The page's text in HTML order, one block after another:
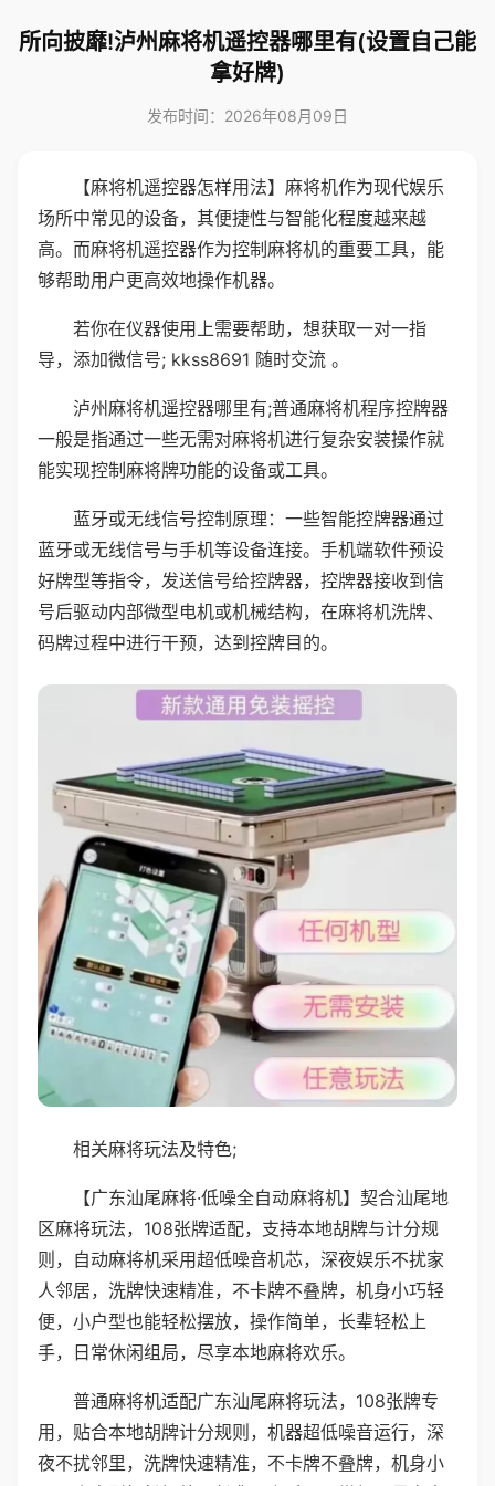
所向披靡!泸州麻将机遥控器哪里有(设置自己能
拿好牌)
发布时间：2026年08月09日
【麻将机遥控器怎样用法】麻将机作为现代娱乐
场所中常见的设备，其便捷性与智能化程度越来越
高。而麻将机遥控器作为控制麻将机的重要工具，能
够帮助用户更高效地操作机器。
若你在仪器使用上需要帮助，想获取一对一指
导，添加微信号; kkss8691 随时交流 。
泸州麻将机遥控器哪里有;普通麻将机程序控牌器
一般是指通过一些无需对麻将机进行复杂安装操作就
能实现控制麻将牌功能的设备或工具。
蓝牙或无线信号控制原理：一些智能控牌器通过
蓝牙或无线信号与手机等设备连接。手机端软件预设
好牌型等指令，发送信号给控牌器，控牌器接收到信
号后驱动内部微型电机或机械结构，在麻将机洗牌、
码牌过程中进行干预，达到控牌目的。
相关麻将玩法及特色;
【广东汕尾麻将·低噪全自动麻将机】契合汕尾地
区麻将玩法，108张牌适配，支持本地胡牌与计分规
则，自动麻将机采用超低噪音机芯，深夜娱乐不扰家
人邻居，洗牌快速精准，不卡牌不叠牌，机身小巧轻
便，小户型也能轻松摆放，操作简单，长辈轻松上
手，日常休闲组局，尽享本地麻将欢乐。
普通麻将机适配广东汕尾麻将玩法，108张牌专
用，贴合本地胡牌计分规则，机器超低噪音运行，深
夜不扰邻里，洗牌快速精准，不卡牌不叠牌，机身小